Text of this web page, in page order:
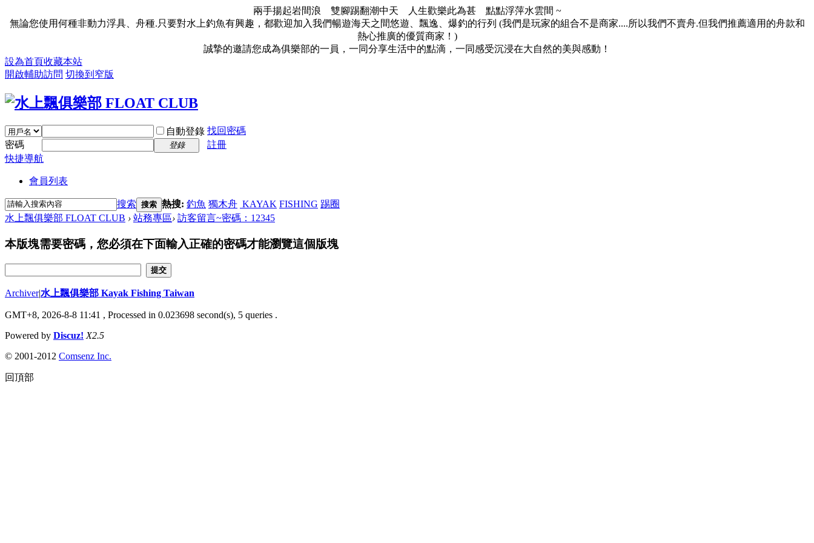
兩手揚起岩間浪 雙腳踢翻潮中天 人生歡樂此為甚 點點浮萍水雲間 ~
無論您使用何種非動力浮具、舟種.只要對水上釣魚有興趣，都歡迎加入我們暢遊海天之間悠遊、飄逸、爆釣的行列 (我們是玩家的組合不是商家....所以我們不賣舟.但我們推薦適用的舟款和
熱心推廣的優質商家！)
誠摯的邀請您成為俱樂部的一員，一同分享生活中的點滴，一同感受沉浸在大自然的美與感動！
設為首頁收藏本站
開啟輔助訪問 切換到窄版
自動登錄 找回密碼
密碼
登錄
註冊
快捷導航
會員列表
搜索 搜索 熱搜: 釣魚 獨木舟 KAYAK FISHING 踢圈
水上飄俱樂部 FLOAT CLUB › 站務專區› 訪客留言~密碼：12345
本版塊需要密碼，您必須在下面輸入正確的密碼才能瀏覽這個版塊
提交
Archiver|水上飄俱樂部 Kayak Fishing Taiwan
GMT+8, 2026-8-8 11:41 , Processed in 0.023698 second(s), 5 queries .
Powered by Discuz! X2.5
© 2001-2012 Comsenz Inc.
回頂部